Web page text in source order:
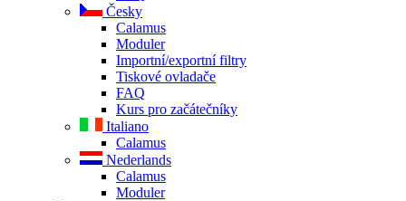
Česky
Calamus
Moduler
Importní/exportní filtry
Tiskové ovladače
FAQ
Kurs pro začátečníky
Italiano
Calamus
Nederlands
Calamus
Moduler